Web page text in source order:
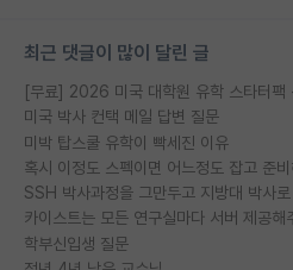
최근 댓글이 많이 달린 글
미국 박사 컨택 메일 답변 질문
미박 탑스쿨 유학이 빡세진 이유
혹시 이정도 스펙이면 어느정도 잡고 준
카이스트는 모든 연구실마다 서버 제공해
학부신입생 질문